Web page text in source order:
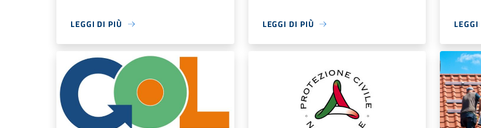
LEGGI DI PIÙ LEGGI DI PIÙ